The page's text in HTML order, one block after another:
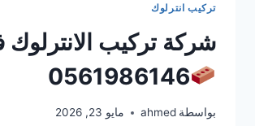
تركيب انترلوك
شركة تركيب
0561986146
بواسطة ahmed مايو 23, 2026